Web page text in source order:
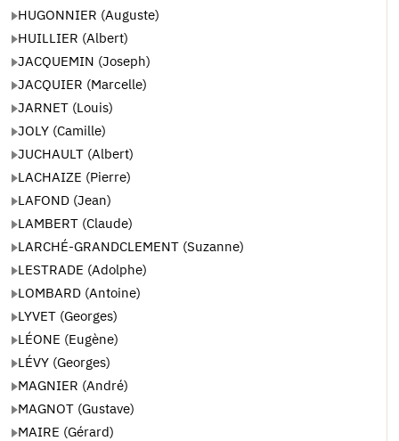
HUGONNIER (Auguste)
HUILLIER (Albert)
JACQUEMIN (Joseph)
JACQUIER (Marcelle)
JARNET (Louis)
JOLY (Camille)
JUCHAULT (Albert)
LACHAIZE (Pierre)
LAFOND (Jean)
LAMBERT (Claude)
LARCHÉ-GRANDCLEMENT (Suzanne)
LESTRADE (Adolphe)
LOMBARD (Antoine)
LYVET (Georges)
LÉONE (Eugène)
LÉVY (Georges)
MAGNIER (André)
MAGNOT (Gustave)
MAIRE (Gérard)